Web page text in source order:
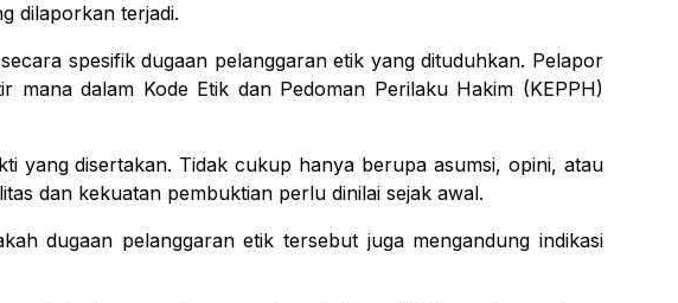
dilaporkan terjadi.
spesifik dugaan pelanggaran etik yang dituduhkan. Pelapor
mana dalam Kode Etik dan Pedoman Perilaku Hakim (KEPPH)
yang disertakan. Tidak cukup hanya berupa asumsi, opini, atau
dan kekuatan pembuktian perlu dinilai sejak awal.
dugaan pelanggaran etik tersebut juga mengandung indikasi